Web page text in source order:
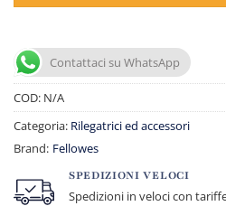
Contattaci su WhatsApp
COD: N/A
Categoria: Rilegatrici ed accessori
Brand: Fellowes
SPEDIZIONI VELOCI
Spedizioni in veloci con